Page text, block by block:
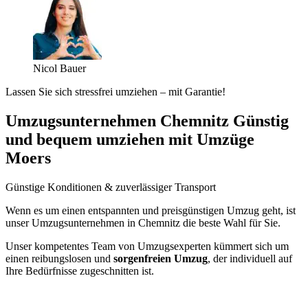
Nicol Bauer
Lassen Sie sich stressfrei umziehen – mit Garantie!
Umzugsunternehmen Chemnitz Günstig
und bequem umziehen mit Umzüge
Moers
Günstige Konditionen & zuverlässiger Transport
Wenn es um einen entspannten und preisgünstigen Umzug geht, ist
unser Umzugsunternehmen in Chemnitz die beste Wahl für Sie.
Unser kompetentes Team von Umzugsexperten kümmert sich um
einen reibungslosen und sorgenfreien Umzug, der individuell auf
Ihre Bedürfnisse zugeschnitten ist.